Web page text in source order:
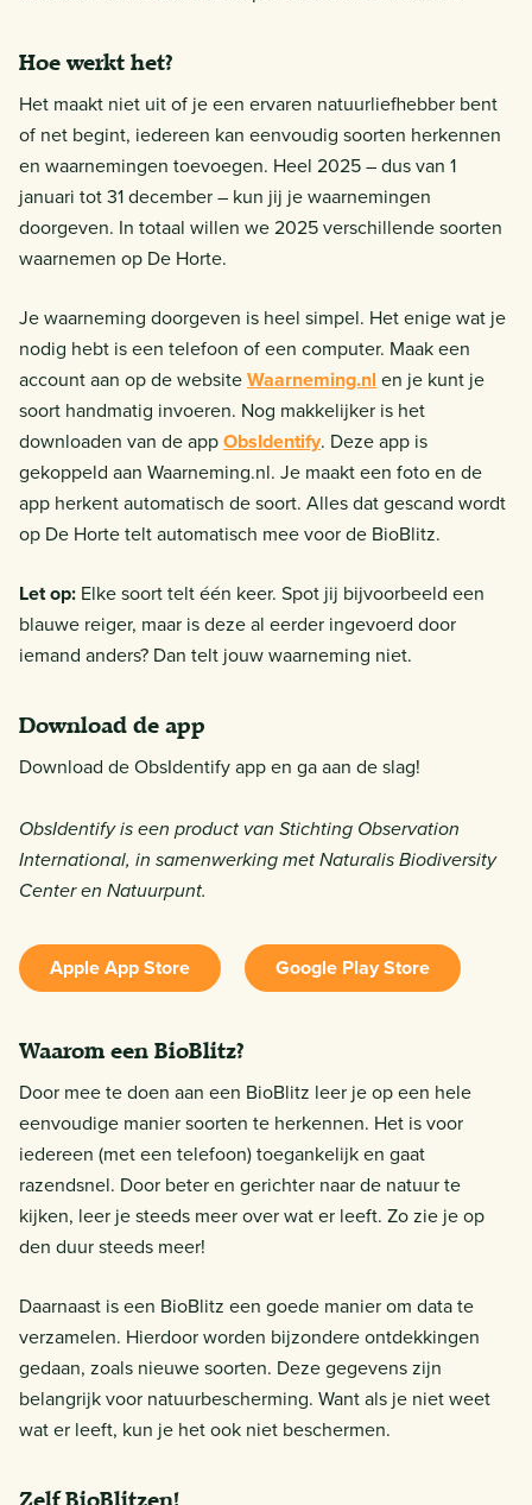
Hoe werkt het?
Het maakt niet uit of je een ervaren natuurliefhebber bent
of net begint, iedereen kan eenvoudig soorten herkennen
en waarnemingen toevoegen. Heel 2025 – dus van 1
januari tot 31 december – kun jij je waarnemingen
doorgeven. In totaal willen we 2025 verschillende soorten
waarnemen op De Horte.
Je waarneming doorgeven is heel simpel. Het enige wat je
nodig hebt is een telefoon of een computer. Maak een
account aan op de websiteWaarneming.nl en je kunt je
soort handmatig invoeren. Nog makkelijker is het
downloaden van de appObsIdentify. Deze app is
gekoppeld aan Waarneming.nl. Je maakt een foto en de
app herkent automatisch de soort. Alles dat gescand wordt
op De Horte telt automatisch mee voor de BioBlitz.
Let op: Elke soort telt één keer. Spot jij bijvoorbeeld een
blauwe reiger, maar is deze al eerder ingevoerd door
iemand anders? Dan telt jouw waarneming niet.
Download de app
Download de ObsIdentify app en ga aan de slag!
ObsIdentify is een product van Stichting Observation
International, in samenwerking met Naturalis Biodiversity
Center en Natuurpunt.
Apple App Store Google Play Store
Waarom een BioBlitz?
Door mee te doen aan een BioBlitz leer je op een hele
eenvoudige manier soorten te herkennen. Het is voor
iedereen (met een telefoon) toegankelijk en gaat
razendsnel. Door beter en gerichter naar de natuur te
kijken, leer je steeds meer over wat er leeft. Zo zie je op
den duur steeds meer!
Daarnaast is een BioBlitz een goede manier om data te
verzamelen. Hierdoor worden bijzondere ontdekkingen
gedaan, zoals nieuwe soorten. Deze gegevens zijn
belangrijk voor natuurbescherming. Want als je niet weet
wat er leeft, kun je het ook niet beschermen.
Zelf BioBlitzen!